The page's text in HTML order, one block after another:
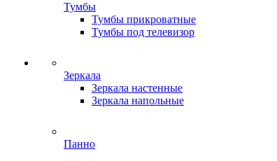
Тумбы
Тумбы прикроватные
Тумбы под телевизор
Зеркала
Зеркала настенные
Зеркала напольные
Панно